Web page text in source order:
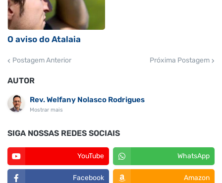
O aviso do Atalaia
Postagem Anterior Próxima Postagem
AUTOR
Rev. Welfany Nolasco Rodrigues
Mostrar mais
SIGA NOSSAS REDES SOCIAIS
YouTube WhatsApp
Facebook Amazon